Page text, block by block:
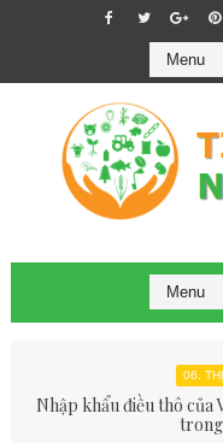
06.
Nhập khẩu điều thô của
trong